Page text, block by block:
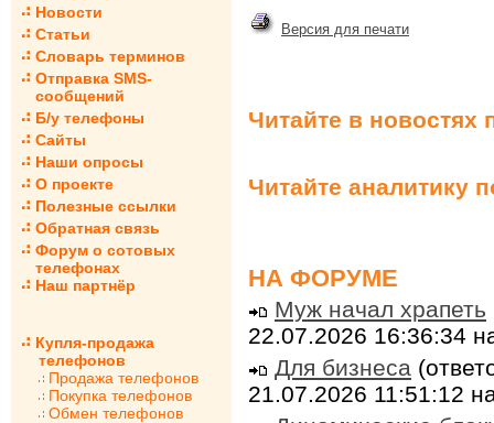
Новости
Статьи
Словарь терминов
Отправка SMS-
сообщений
Б/у телефоны
Сайты
Наши опросы
О проекте
Полезные ссылки
Обратная связь
Форум о сотовых
телефонах
Наш партнёр
Купля-продажа
телефонов
Продажа телефонов
Покупка телефонов
Обмен телефонов
Версия для печати
Читайте в новостях
Читайте аналитику
НА ФОРУМЕ
Муж начал храпеть
22.07.2026 16:36:34
Для бизнеса
21.07.2026 11:51:12